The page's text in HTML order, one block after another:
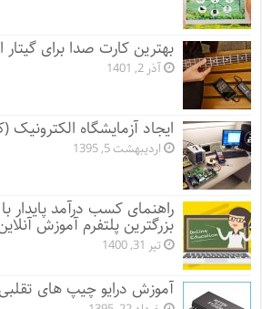
بهترین کارت صدا برای گیتار
آذر 2, 1401
ایجاد آزمایشگاه الکترونیک
اردیبهشت 5, 1395
راهنمای کسب درآمد پایدار
بزرگترین پلتفرم آموزش
تیر 31, 1400
آموزش درایو چیپ های تقلبی FT۲۳۲ و تغییر PID